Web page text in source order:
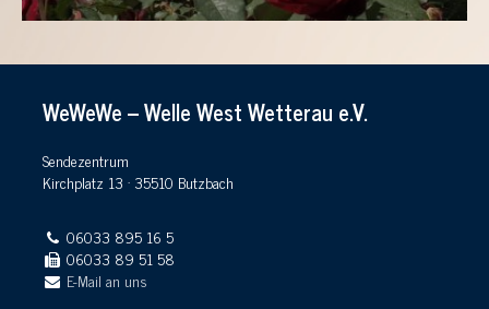
WeWeWe – Welle West Wetterau e.V.
Sendezentrum
Kirchplatz 13 · 35510 Butzbach
06033 895 16 5
06033 89 51 58
E-Mail an uns